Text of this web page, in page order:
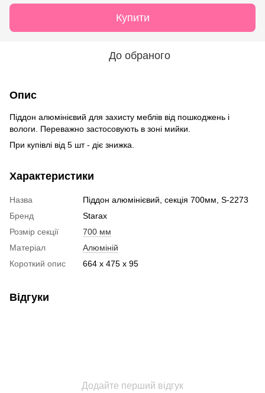
Купити
До обраного
Опис
Піддон алюмінієвий для захисту меблів від пошкоджень і
вологи. Переважно застосовують в зоні мийки.
При купівлі від 5 шт - діє знижка.
Характеристики
Назва
Піддон алюмінієвий, секція 700мм, S-2273
Бренд
Starax
Розмір секції
700 мм
Матеріал
Алюміній
Короткий опис
664 x 475 x 95
Відгуки
Додайте перший відгук